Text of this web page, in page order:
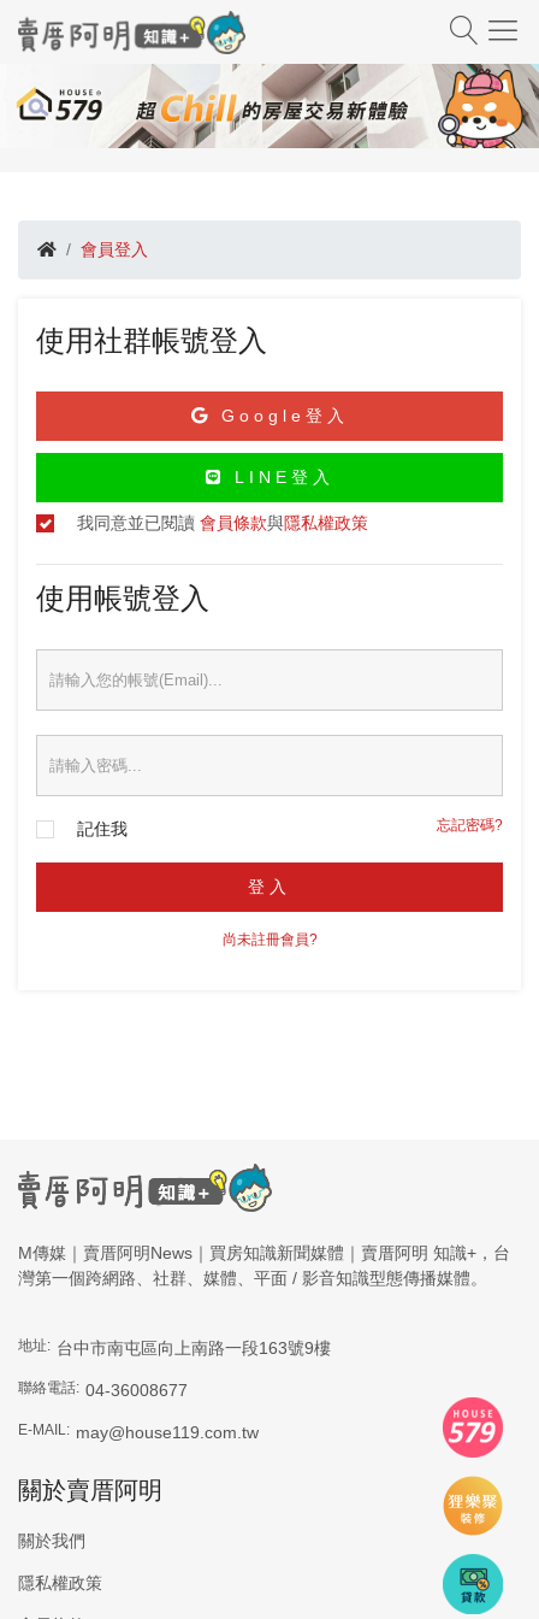
會員登入
使用社群帳號登入
Google登入
LINE登入
我同意並已閱讀 會員條款與隱私權政策
使用帳號登入
記住我 忘記密碼?
登入
尚未註冊會員?
M傳媒｜賣厝阿明News｜買房知識新聞媒體｜賣厝阿明 知識+，台
灣第一個跨網路、社群、媒體、平面 / 影音知識型態傳播媒體。
地址: 台中市南屯區向上南路一段163號9樓
聯絡電話: 04-36008677
E-MAIL: may@house119.com.tw
關於賣厝阿明
關於我們
隱私權政策